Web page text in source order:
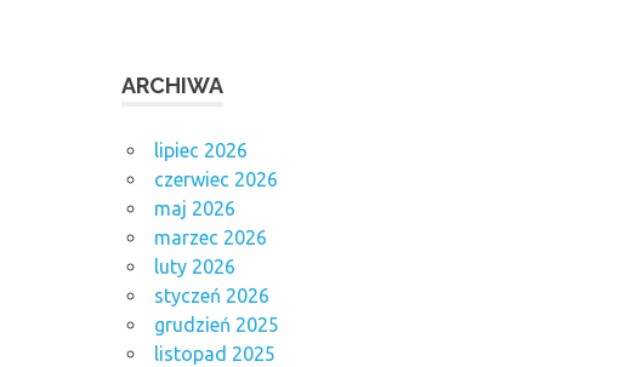
ARCHIWA
lipiec 2026
czerwiec 2026
maj 2026
marzec 2026
luty 2026
styczeń 2026
grudzień 2025
listopad 2025